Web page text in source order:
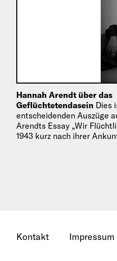
Hannah Arendt über das
Geflüchtetendasein Dies
entscheidenden Auszüge
Arendts Essay „Wir
1943 kurz nach ihrer
Kontakt Impressum